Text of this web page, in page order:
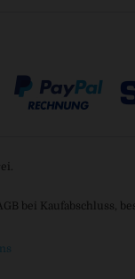
bei Kaufabschluss,